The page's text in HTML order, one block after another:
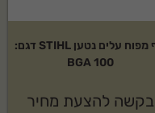
גוף מפוח עלים נטען STIHL דגם:
BGA 100
בקשה להצעת מחיר